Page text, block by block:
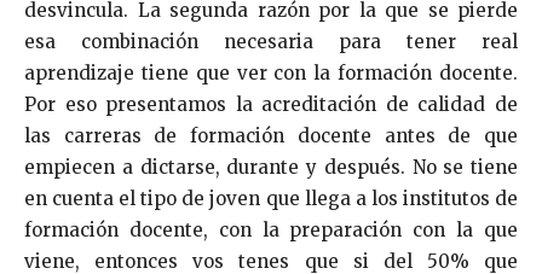
desvincula. La segunda razón por la que se pierde
esa combinación necesaria para tener real
aprendizaje tiene que ver con la formación docente.
Por eso presentamos la acreditación de calidad de
las carreras de formación docente antes de que
empiecen a dictarse, durante y después. No se tiene
en cuenta el tipo de joven que llega a los institutos de
formación docente, con la preparación con la que
viene, entonces vos tenes que si del 50% que